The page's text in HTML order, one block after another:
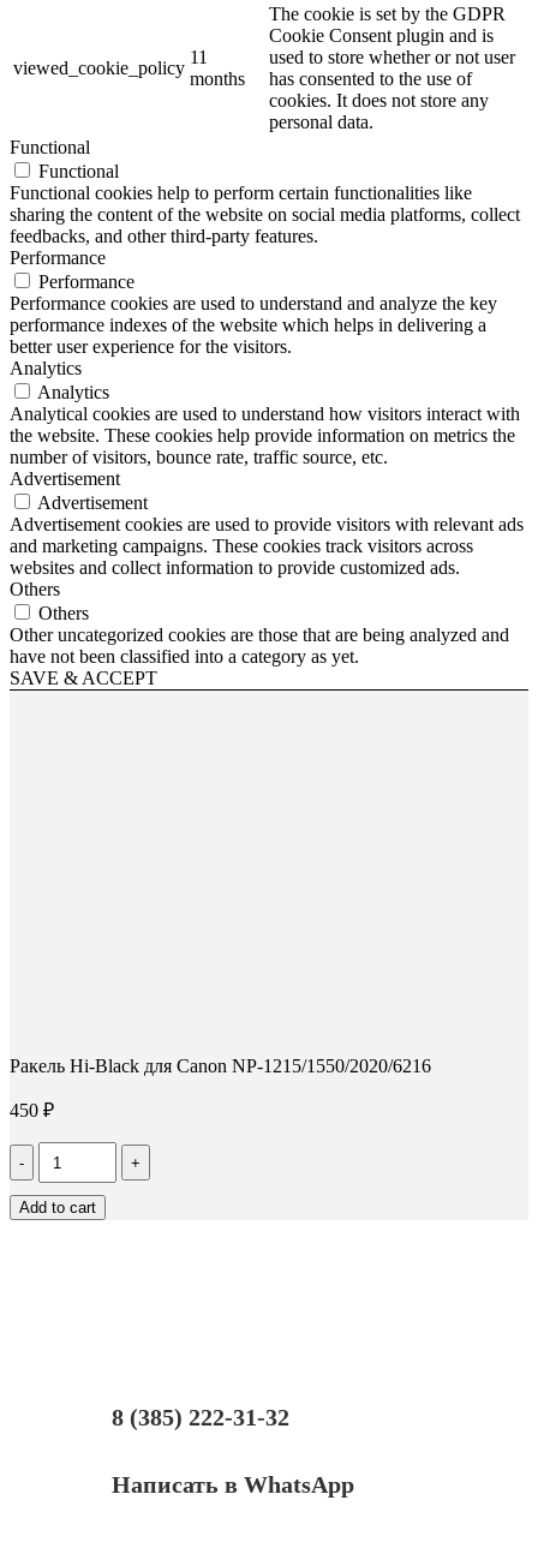
viewed_cookie_policy
11
months
The cookie is set by the GDPR
Cookie Consent plugin and is
used to store whether or not user
has consented to the use of
cookies. It does not store any
personal data.
Functional
Functional
Functional cookies help to perform certain functionalities like
sharing the content of the website on social media platforms, collect
feedbacks, and other third-party features.
Performance
Performance
Performance cookies are used to understand and analyze the key
performance indexes of the website which helps in delivering a
better user experience for the visitors.
Analytics
Analytics
Analytical cookies are used to understand how visitors interact with
the website. These cookies help provide information on metrics the
number of visitors, bounce rate, traffic source, etc.
Advertisement
Advertisement
Advertisement cookies are used to provide visitors with relevant ads
and marketing campaigns. These cookies track visitors across
websites and collect information to provide customized ads.
Others
Others
Other uncategorized cookies are those that are being analyzed and
have not been classified into a category as yet.
SAVE & ACCEPT
Ракель Hi-Black для Canon NP-1215/1550/2020/6216
450 ₽
Количество
Ракель
Hi-
Black
Add to cart
8 (385) 222-31-32
Написать в WhatsApp